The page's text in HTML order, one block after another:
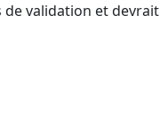
de validation et devrait